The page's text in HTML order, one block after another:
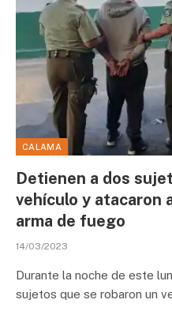
CALAMA
Detienen a dos
vehículo y atacaron
arma de fuego
14/03/2023
Durante la noche de este
sujetos que se robaron un